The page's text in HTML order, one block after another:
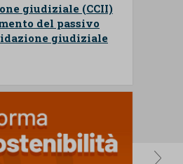
del passivo
giudiziale